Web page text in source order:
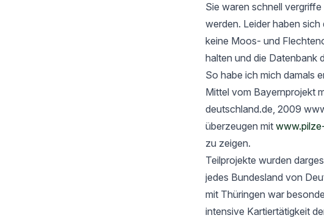
Sie waren schnell
werden. Leider haben
keine Moos- und
halten und die Datenbank
So habe ich mich damals
Mittel vom Bayernprojekt
deutschland.de, 2009
überzeugen mit
zu zeigen.
Teilprojekte wurden
jedes Bundesland von
mit Thüringen war
intensive Kartiertätigkeit